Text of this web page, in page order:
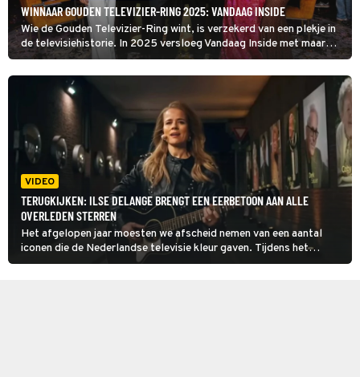
WINNAAR GOUDEN TELEVIZIER-RING 2025: VANDAAG INSIDE
Wie de Gouden Televizier-Ring wint, is verzekerd van een plekje in
de televisiehistorie. In 2025 versloeg Vandaag Inside met maar
liefst 74% van de stemmen van Het Jachtseizoen: Most
Wanted en Woeste Grond.
VIDEO
TERUGKIJKEN: ILSE DELANGE BRENGT EEN EERBETOON AAN ALLE
OVERLEDEN STERREN
Het afgelopen jaar moesten we afscheid nemen van een aantal
iconen die de Nederlandse televisie kleur gaven. Tijdens het
Gouden Televizier-Ring Gala 2025 stond Ilse DeLange dan ook stil